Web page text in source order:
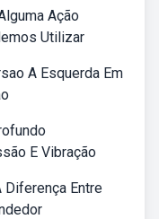
Ação
Utilizar
A Esquerda Em
E Vibração
Diferença Entre